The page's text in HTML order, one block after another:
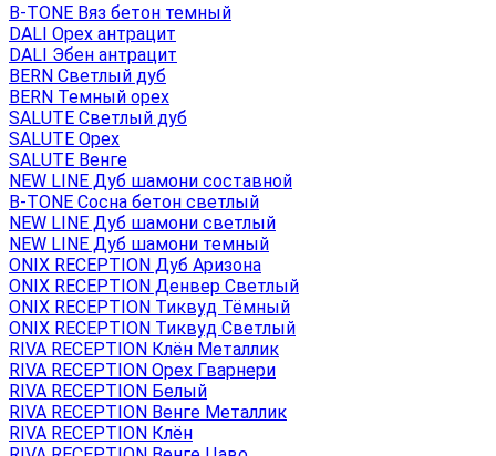
B-TONE Вяз бетон темный
DALI Орех антрацит
DALI Эбен антрацит
BERN Светлый дуб
BERN Темный орех
SALUTE Светлый дуб
SALUTE Орех
SALUTE Венге
NEW LINE Дуб шамони составной
B-TONE Сосна бетон светлый
NEW LINE Дуб шамони светлый
NEW LINE Дуб шамони темный
ONIX RECEPTION Дуб Аризона
ONIX RECEPTION Денвер Светлый
ONIX RECEPTION Тиквуд Тёмный
ONIX RECEPTION Тиквуд Светлый
RIVA RECEPTION Клён Металлик
RIVA RECEPTION Орех Гварнери
RIVA RECEPTION Белый
RIVA RECEPTION Венге Металлик
RIVA RECEPTION Клён